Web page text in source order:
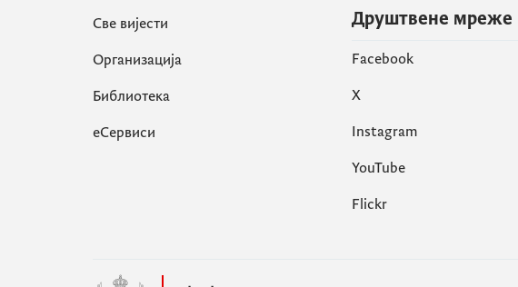
Све вијести
Организација
Библиотека
еСервиси
Друштвене мреже
Facebook
X
Instagram
YouTube
Flickr